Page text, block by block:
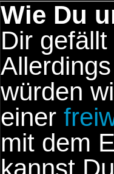
Wie Du
Dir
würden
einer
mit dem
kannst